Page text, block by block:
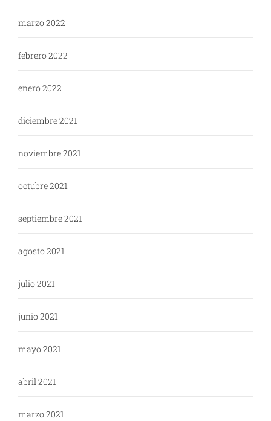
marzo 2022
febrero 2022
enero 2022
diciembre 2021
noviembre 2021
octubre 2021
septiembre 2021
agosto 2021
julio 2021
junio 2021
mayo 2021
abril 2021
marzo 2021